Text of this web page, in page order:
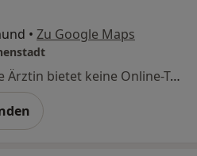
• Zu Google Maps
Dieser Arzt bzw. diese Ärztin bietet keine Online-Terminbuchung an diesem Standort an.